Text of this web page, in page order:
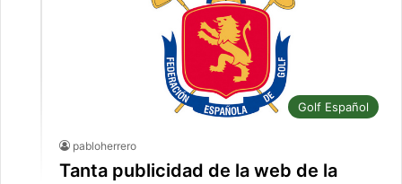
Golf Español
pabloherrero
Tanta publicidad de la web de la